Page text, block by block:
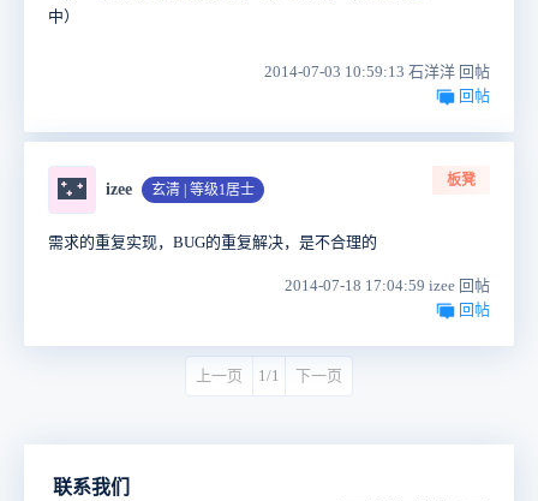
中）
2014-07-03 10:59:13 石洋洋 回帖
回帖
🌃 izee 玄清 | 等级1居士
板凳
需求的重复实现，BUG的重复解决，是不合理的
2014-07-18 17:04:59 izee 回帖
回帖
上一页 1/1 下一页
联系我们